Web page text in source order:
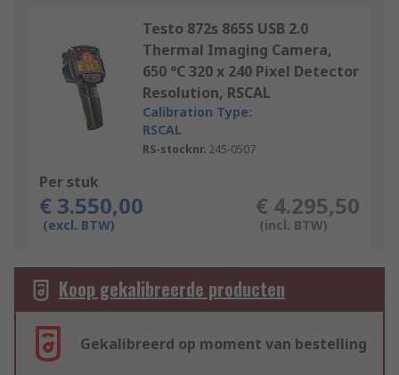
Testo 872s 865S USB 2.0
Thermal Imaging Camera,
650 °C 320 x 240 Pixel Detector
Resolution, RSCAL
Calibration Type:
RSCAL
RS-stocknr. 245-0507
Per stuk
€ 3.550,00
(excl. BTW)
€ 4.295,50
(incl. BTW)
Koop gekalibreerde producten
Gekalibreerd op moment van bestelling